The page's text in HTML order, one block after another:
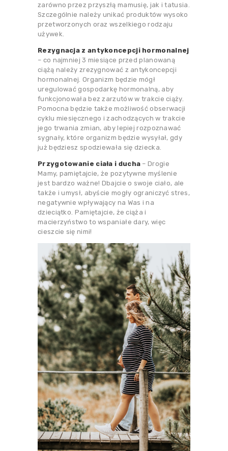
zarówno przez przyszłą mamusię, jak i tatusia.
Szczególnie należy unikać produktów wysoko
przetworzonych oraz wszelkiego rodzaju
używek.
Rezygnacja z antykoncepcji hormonalnej
– co najmniej 3 miesiące przed planowaną
ciążą należy zrezygnować z antykoncepcji
hormonalnej. Organizm będzie mógł
uregulować gospodarkę hormonalną, aby
funkcjonowała bez zarzutów w trakcie ciąży.
Pomocna będzie także możliwość obserwacji
cyklu miesięcznego i zachodzących w trakcie
jego trwania zmian, aby lepiej rozpoznawać
sygnały, które organizm będzie wysyłał, gdy
już będziesz spodziewała się dziecka.
Przygotowanie ciała i ducha – Drogie
Mamy, pamiętajcie, że pozytywne myślenie
jest bardzo ważne! Dbajcie o swoje ciało, ale
także i umysł, abyście mogły ograniczyć stres,
negatywnie wpływający na Was i na
dzieciątko. Pamiętajcie, że ciąża i
macierzyństwo to wspaniałe dary, więc
cieszcie się nimi!